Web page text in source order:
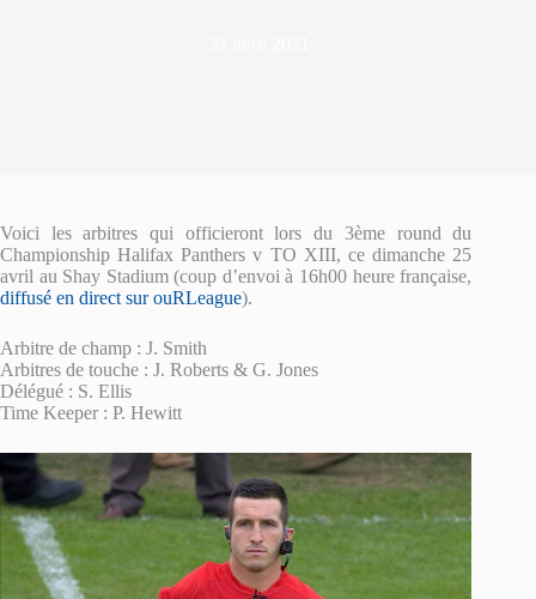
Voici les arbitres qui officieront lors du 3ème round du
Championship Halifax Panthers v TO XIII, ce dimanche 25
avril au Shay Stadium (coup d’envoi à 16h00 heure française,
diffusé en direct sur ouRLeague).
Arbitre de champ : J. Smith
Arbitres de touche : J. Roberts & G. Jones
Délégué : S. Ellis
Time Keeper : P. Hewitt